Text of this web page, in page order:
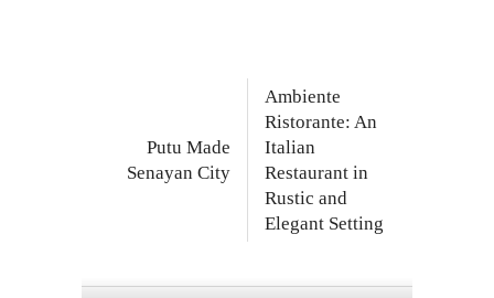
Putu Made
Senayan City
Ambiente
Ristorante: An
Italian
Restaurant in
Rustic and
Elegant Setting